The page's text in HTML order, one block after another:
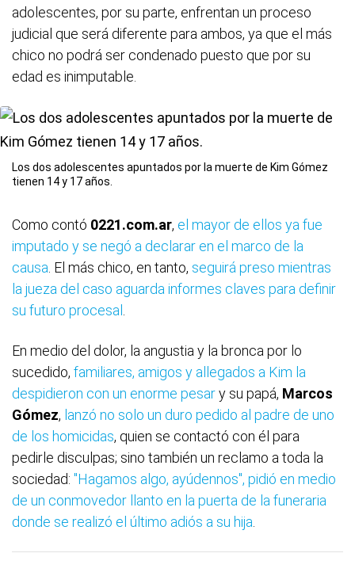
adolescentes, por su parte, enfrentan un proceso
judicial que será diferente para ambos, ya que el más
chico no podrá ser condenado puesto que por su
edad es inimputable.
Los dos adolescentes apuntados por la muerte de Kim Gómez
tienen 14 y 17 años.
Como contó 0221.com.ar, el mayor de ellos ya fue
imputado y se negó a declarar en el marco de la
causa . El más chico, en tanto, seguirá preso mientras
la jueza del caso aguarda informes claves para definir
su futuro procesal
En medio del dolor, la angustia y la bronca por lo
sucedido, familiares, amigos y allegados a Kim la
despidieron con un enorme pesary su papá, Marcos
Gómez, lanzó no solo un duro pedido al padre de uno
de los homicidas, quien se contactó con él para
pedirle disculpas; sino también un reclamo a toda la
sociedad: "Hagamos algo, ayúdennos", pidió en medio
de un conmovedor llanto en la puerta de la funeraria
donde se realizó el último adiós a su hija